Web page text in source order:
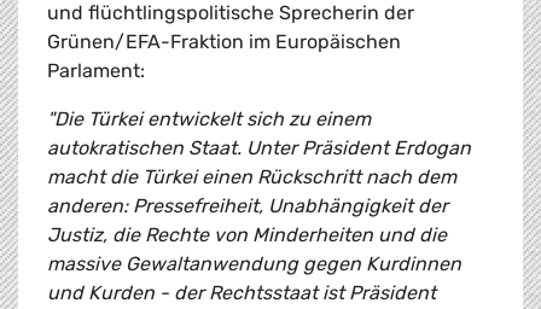
und flüchtlingspolitische Sprecherin der
Grünen/EFA-Fraktion im Europäischen
Parlament:
"Die Türkei entwickelt sich zu einem
autokratischen Staat. Unter Präsident Erdogan
macht die Türkei einen Rückschritt nach dem
anderen: Pressefreiheit, Unabhängigkeit der
Justiz, die Rechte von Minderheiten und die
massive Gewaltanwendung gegen Kurdinnen
und Kurden - der Rechtsstaat ist Präsident